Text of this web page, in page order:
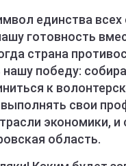
единства
готовность
страна
победу:
к
свои
экономики,
область.